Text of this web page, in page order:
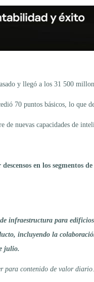
y llegó a los 31 500
70 puntos básicos, lo que
nuevas capacidades de
en los segmentos
infraestructura para
incluyendo la
julio.
para contenido de valor diario